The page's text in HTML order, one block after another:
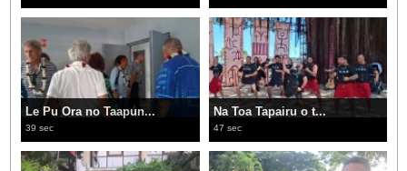
Le Pu Ora no Taapun...
39 sec
Na Toa Tapairu o t...
47 sec